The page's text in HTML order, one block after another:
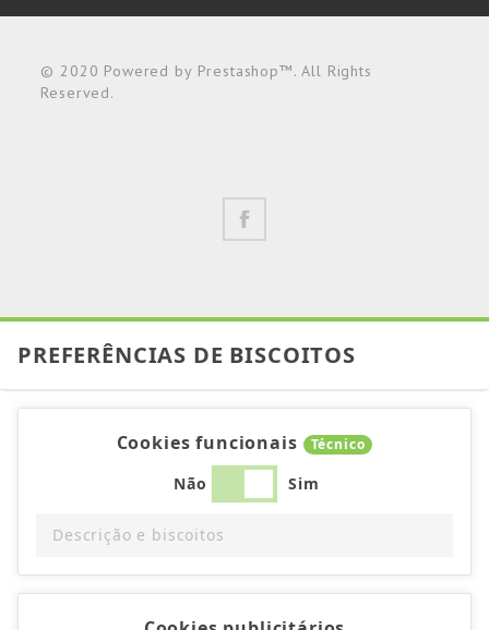
© 2020 Powered by Prestashop™. All Rights
Reserved.
PREFERÊNCIAS DE BISCOITOS
Cookies funcionais Técnico
Não Sim
Descrição e biscoitos